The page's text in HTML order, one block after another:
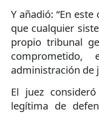
Y añadió: “En
que cualquier
propio tribunal
administración de
El juez
legítima de